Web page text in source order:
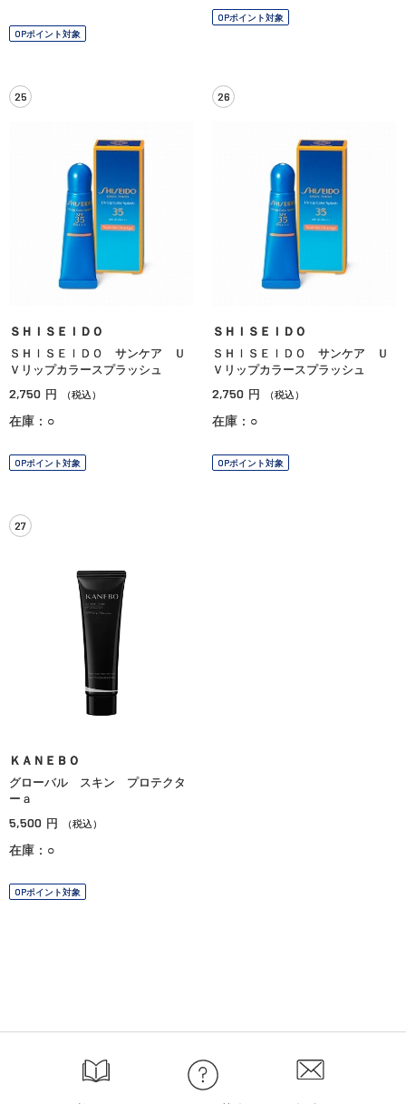
OPポイント対象
OPポイント対象
25
ＳＨＩＳＥＩＤＯ
ＳＨＩＳＥＩＤＯ サンケア Ｕ
Ｖリップカラースプラッシュ
2,750 円 （税込）
在庫：○
OPポイント対象
26
ＳＨＩＳＥＩＤＯ
ＳＨＩＳＥＩＤＯ サンケア Ｕ
Ｖリップカラースプラッシュ
2,750 円 （税込）
在庫：○
OPポイント対象
27
ＫＡＮＥＢＯ
グローバル スキン プロテクタ
ーａ
5,500 円 （税込）
在庫：○
OPポイント対象